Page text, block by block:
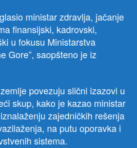
ministar zdravlja, jačanje
finansijski, kadrovski,
u fokusu Ministarstva
Gore”, saopšteno je iz
povezuju slični izazovi u
skup, kako je kazao ministar
zajedničkih rešenja
na putu oporavka i
sistema.